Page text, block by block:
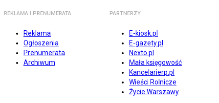
REKLAMA I PRENUMERATA
Reklama
Ogłoszenia
Prenumerata
Archiwum
PARTNERZY
E-kiosk.pl
E-gazety.pl
Nexto.pl
Mała księgowość
Kancelarierp.pl
Wieści Rolnicze
Życie Warszawy